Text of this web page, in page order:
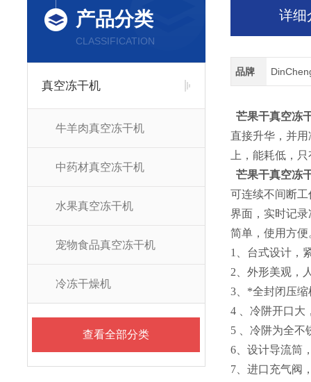
产品分类
CLASSIFICATION
真空冻干机
牛羊肉真空冻干机
中药材真空冻干机
水果真空冻干机
宠物食品真空冻干机
冷冻干燥机
查看全部分类
详细
品牌
芒果干真空冻
直接升华，并
上，能耗低，
芒果干真空冻
可连续不间断
界面，实时记
简单，使用方便
1、台式设计，
2、外形美观，
3、*全封闭压
4 、冷阱开口大
5 、冷阱为全不
6、设计导流筒
7、进口充气阀